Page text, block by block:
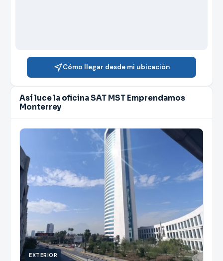
Cómo llegar desde mi ubicación
Así luce la oficina SAT MST Emprendamos
Monterrey
EXTERIOR